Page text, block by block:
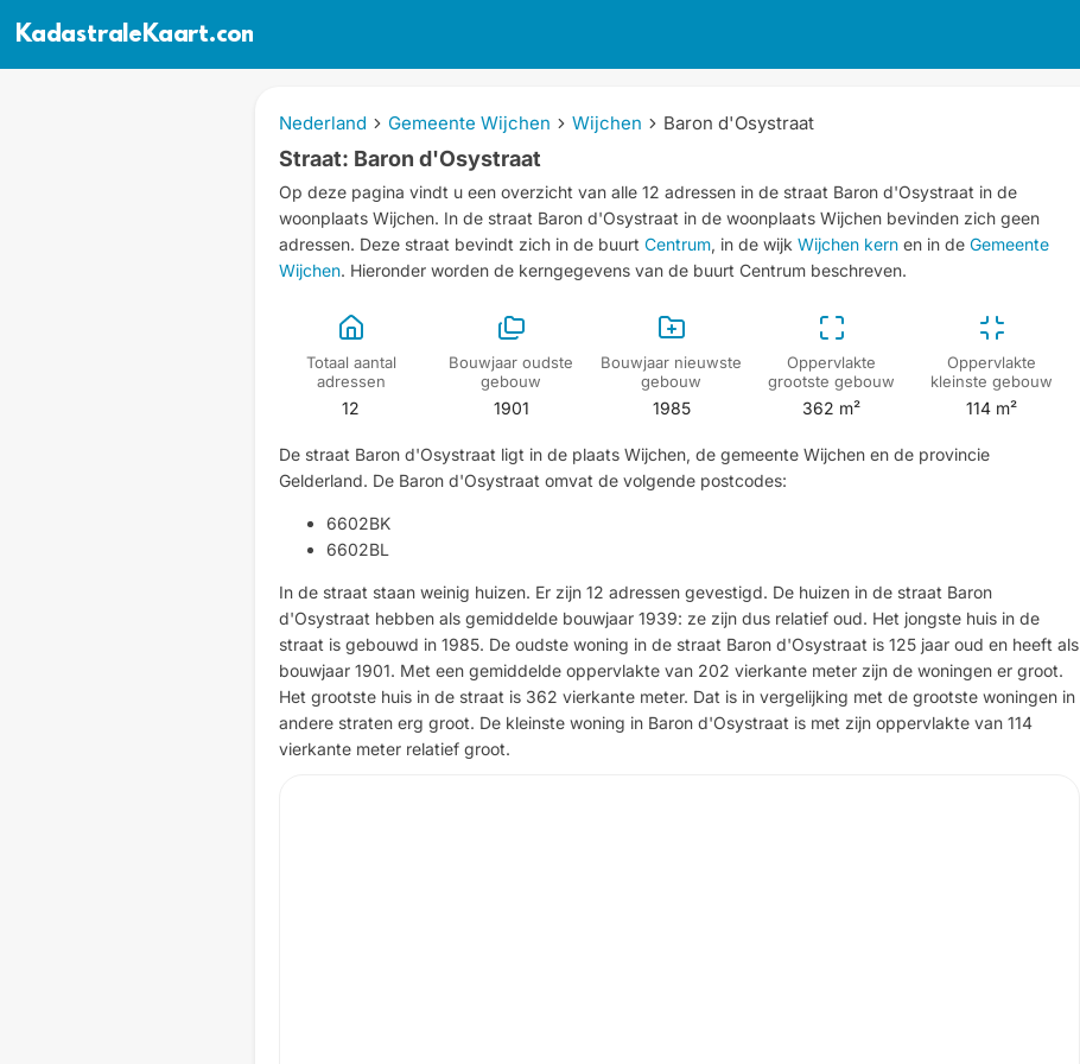
KadastraleKaart.com
Nederland Gemeente Wijchen Wijchen Baron d'Osystraat
Straat: Baron d'Osystraat
Op deze pagina vindt u een overzicht van alle 12 adressen in de straat Baron d'Osystraat in de
woonplaats Wijchen. In de straat Baron d'Osystraat in de woonplaats Wijchen bevinden zich geen
adressen. Deze straat bevindt zich in de buurt Centrum, in de wijk Wijchen kernen in de Gemeente
Wijchen. Hieronder worden de kerngegevens van de buurt Centrum beschreven.
Totaal aantal
adressen
12
Bouwjaar oudste
gebouw
1901
Bouwjaar nieuwste
gebouw
1985
Oppervlakte
grootste gebouw
362 m²
Oppervlakte
kleinste gebouw
114 m²
De straat Baron d'Osystraat ligt in de plaats Wijchen, de gemeente Wijchen en de provincie
Gelderland. De Baron d'Osystraat omvat de volgende postcodes:
6602BK
6602BL
In de straat staan weinig huizen. Er zijn 12 adressen gevestigd. De huizen in de straat Baron
d'Osystraat hebben als gemiddelde bouwjaar 1939: ze zijn dus relatief oud. Het jongste huis in de
straat is gebouwd in 1985. De oudste woning in de straat Baron d'Osystraat is 125 jaar oud en heeft als
bouwjaar 1901. Met een gemiddelde oppervlakte van 202 vierkante meter zijn de woningen er groot.
Het grootste huis in de straat is 362 vierkante meter. Dat is in vergelijking met de grootste woningen in
andere straten erg groot. De kleinste woning in Baron d'Osystraat is met zijn oppervlakte van 114
vierkante meter relatief groot.